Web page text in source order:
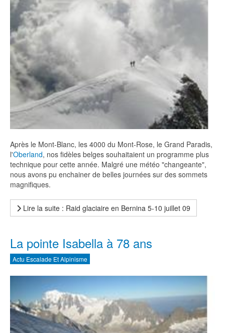
Après le Mont-Blanc, les 4000 du Mont-Rose, le Grand Paradis,
l'Oberland, nos fidèles belges souhaitaient un programme plus
technique pour cette année. Malgré une météo "changeante",
nous avons pu enchainer de belles journées sur des sommets
magnifiques.
Lire la suite : Raid glaciaire en Bernina 5-10 juillet 09
La pointe Isabella à 78 ans
Actu Escalade Et Alpinisme